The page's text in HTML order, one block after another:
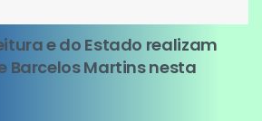
e do Estado realizam
Barcelos Martins nesta